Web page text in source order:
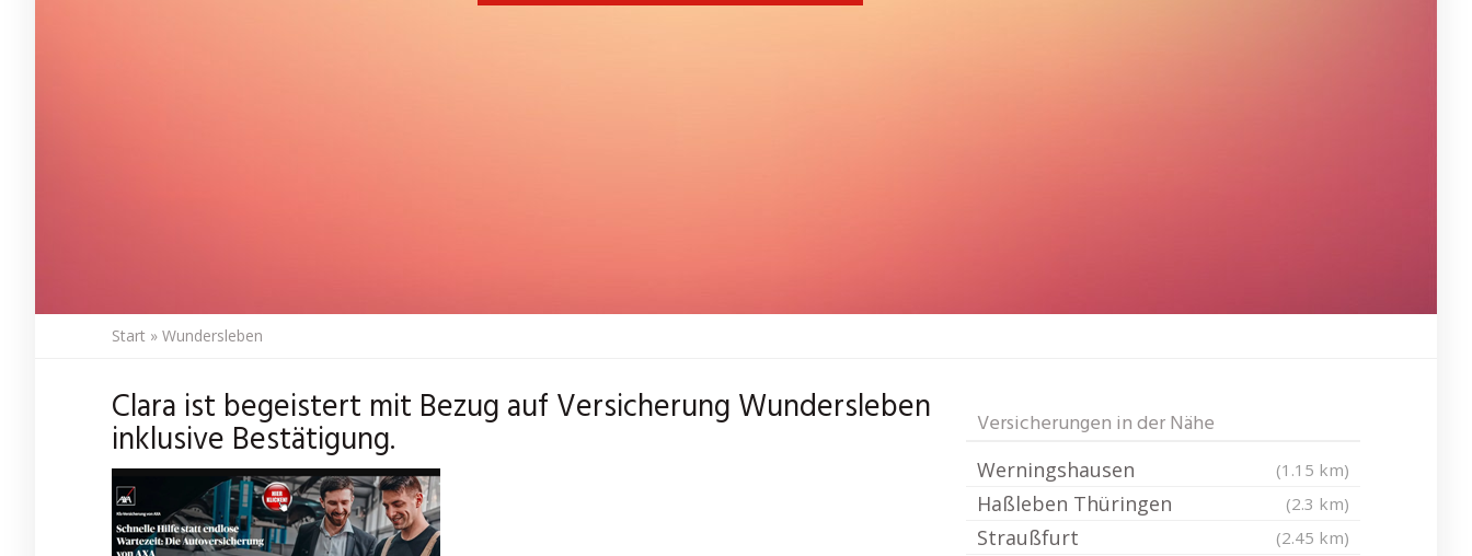
Start » Wundersleben
Clara ist begeistert mit Bezug auf Versicherung Wundersleben
inklusive Bestätigung. Versicherungen in der Nähe
Werningshausen (1.15 km)
Haßleben Thüringen (2.3 km)
Straußfurt (2.45 km)